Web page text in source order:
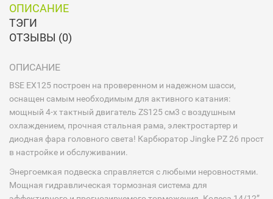
ОПИСАНИЕ
ТЭГИ
ОТЗЫВЫ (0)
ОПИСАНИЕ
BSE EX125 построен на проверенном и надежном шасси,
оснащен самым необходимым для активного катания:
мощный 4-х тактный двигатель ZS125 см3 с воздушным
охлаждением, прочная стальная рама, электростартер и
диодная фара головного света! Карбюратор Jingke PZ 26 прост
в настройке и обслуживании.
Энергоемкая подвеска справляется с любыми неровностями.
Мощная гидравлическая тормозная система для